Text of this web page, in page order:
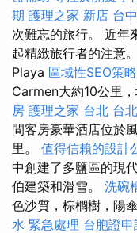
期 護理之家 新店 台
次難忘的旅行。 近年
起精緻旅行者的注意。
Playa 區域性SEO策
Carmen大約10公里，
房 護理之家 台北 台
間客房豪華酒店位於
里。 值得信賴的設計
中創建了多鹽區的現
伯建築和滑雪。 洗碗
色沙質，棕櫚樹，陽
水 緊急處理 台胞證申